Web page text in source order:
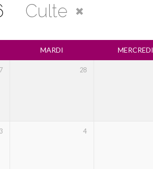
Culte
MARDI MERCREDI
28
3 4